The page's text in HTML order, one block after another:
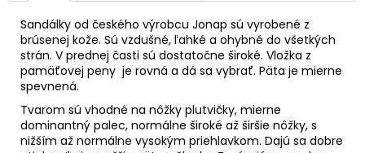
Sandálky od českého výrobcu Jonap sú vyrobené z
brúsenej kože. Sú vzdušné, ľahké a ohybné do všetkých
strán. V prednej časti sú dostatočne široké. Vložka z
pamäťovej peny je rovná a dá sa vybrať. Päta je mierne
spevnená.
Tvarom sú vhodné na nôžky plutvičky, mierne
dominantný palec, normálne široké až širšie nôžky, s
nižším až normálne vysokým priehlavkom. Dajú sa dobre